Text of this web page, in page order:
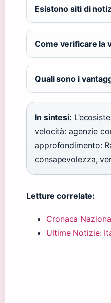
Esistono siti di
Come verificare la
Quali sono i
In sintesi:
velocità: agenzie
approfondimento:
consapevolezza,
Letture correlate:
Cronaca
Ultime Notizie: